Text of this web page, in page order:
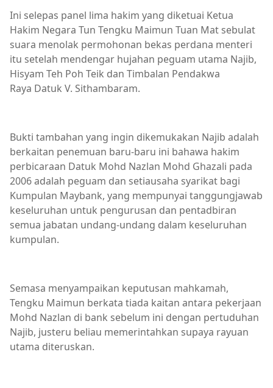
Ini selepas panel lima hakim yang diketuai Ketua
Hakim Negara Tun Tengku Maimun Tuan Mat sebulat
suara menolak permohonan bekas perdana menteri
itu setelah mendengar hujahan peguam utama Najib,
Hisyam Teh Poh Teik dan Timbalan Pendakwa
Raya Datuk V. Sithambaram.
Bukti tambahan yang ingin dikemukakan Najib adalah
berkaitan penemuan baru-baru ini bahawa hakim
perbicaraan Datuk Mohd Nazlan Mohd Ghazali pada
2006 adalah peguam dan setiausaha syarikat bagi
Kumpulan Maybank, yang mempunyai tanggungjawab
keseluruhan untuk pengurusan dan pentadbiran
semua jabatan undang-undang dalam keseluruhan
kumpulan.
Semasa menyampaikan keputusan mahkamah,
Tengku Maimun berkata tiada kaitan antara pekerjaan
Mohd Nazlan di bank sebelum ini dengan pertuduhan
Najib, justeru beliau memerintahkan supaya rayuan
utama diteruskan.